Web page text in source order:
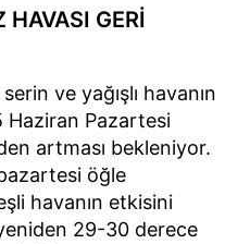
HAVASI GERİ
ve yağışlı havanın
Haziran Pazartesi
artması bekleniyor.
öğle
havanın etkisini
yeniden 29-30 derece